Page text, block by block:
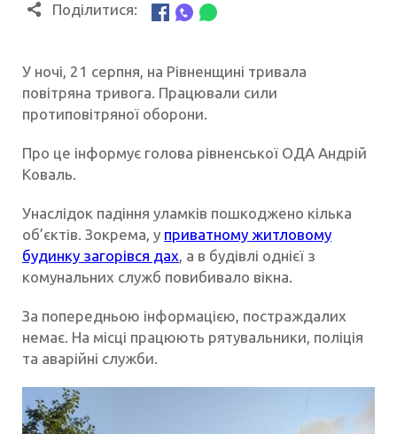
Поділитися:
У ночі, 21 серпня, на Рівненщині тривала
повітряна тривога. Працювали сили
протиповітряної оборони.
Про це інформує голова рівненської ОДА Андрій
Коваль.
Унаслідок падіння уламків пошкоджено кілька
об’єктів. Зокрема, у приватному житловому
будинку загорівся дах, а в будівлі однієї з
комунальних служб повибивало вікна.
За попередньою інформацією, постраждалих
немає. На місці працюють рятувальники, поліція
та аварійні служби.